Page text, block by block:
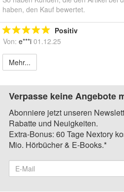
haben, den Kauf bewertet.
Positiv
Von: e***i 01.12.25
Mehr...
Verpasse keine Angebote
Abonniere jetzt unseren
Rabatte und Neuigkeiten.
Extra-Bonus: 60 Tage Nextory
Mio. Hörbücher & E-Books.*